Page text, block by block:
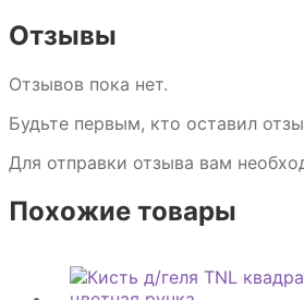
Отзывы
Отзывов пока нет.
Будьте первым, кто оставил
Для отправки отзыва вам
Похожие товары